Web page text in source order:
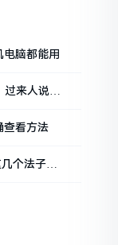
脑都能用
过来人说说
查看方法
个法子能